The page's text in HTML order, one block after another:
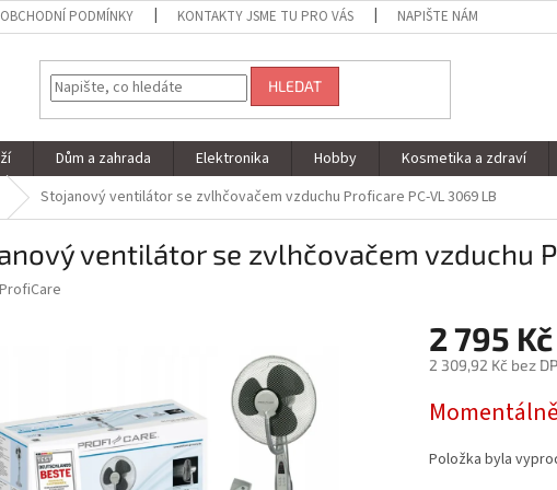
OBCHODNÍ PODMÍNKY KONTAKTY JSME TU PRO VÁS NAPIŠTE NÁM
HLEDAT
Dům a zahrada Elektronika Hobby Kosmetika a zdraví
Stojanový ventilátor se zvlhčovačem vzduchu Proficare PC-VL 3069 LB
ventilátor se zvlhčovačem vzduchu
ProfiCare
2 795 Kč
2 309,92 Kč bez
cena:
Položka byla